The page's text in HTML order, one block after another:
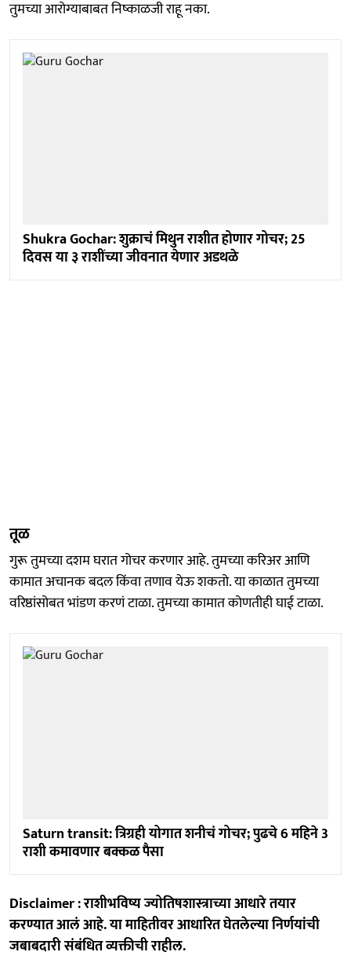
तुमच्या आरोग्याबाबत निष्काळजी राहू नका.
Shukra Gochar: शुक्राचं मिथुन राशीत होणार गोचर; 25
दिवस या ३ राशींच्या जीवनात येणार अडथळे
तूळ
गुरू तुमच्या दशम घरात गोचर करणार आहे. तुमच्या करिअर आणि
कामात अचानक बदल किंवा तणाव येऊ शकतो. या काळात तुमच्या
वरिष्ठांसोबत भांडण करणं टाळा. तुमच्या कामात कोणतीही घाई टाळा.
Saturn transit: त्रिग्रही योगात शनीचं गोचर; पुढचे 6 महिने 3
राशी कमावणार बक्कळ पैसा
Disclaimer : राशीभविष्य ज्योतिषशास्त्राच्या आधारे तयार
करण्यात आलं आहे. या माहितीवर आधारित घेतलेल्या निर्णयांची
जबाबदारी संबंधित व्यक्तीची राहील.